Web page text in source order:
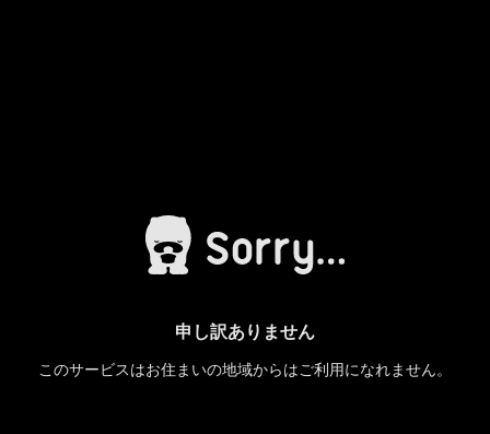
申し訳ありません
このサービスはお住まいの地域からはご利用になれません。